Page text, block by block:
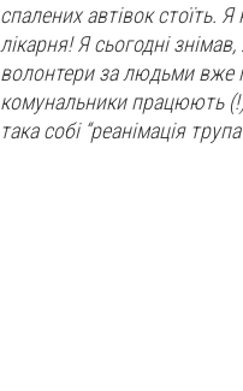
спалених автівок стоїть.
лікарня! Я сьогодні
волонтери за людьми вже
комунальники працюють
така собі “реанімація